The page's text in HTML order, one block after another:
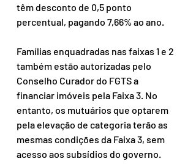
têm desconto de 0,5 ponto
percentual, pagando 7,66% ao ano.
Famílias enquadradas nas faixas 1 e 2
também estão autorizadas pelo
Conselho Curador do FGTS a
financiar imóveis pela Faixa 3. No
entanto, os mutuários que optarem
pela elevação de categoria terão as
mesmas condições da Faixa 3, sem
acesso aos subsídios do governo.